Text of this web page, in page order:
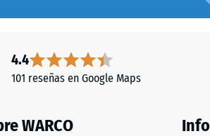
4.4
101 reseñas en Google Maps
WARCO